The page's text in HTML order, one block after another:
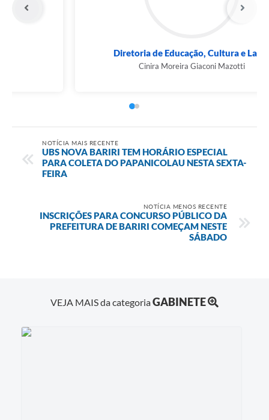
Prefeito Municipal
Airton Pegoraro
NOTÍCIA MAIS RECENTE
UBS NOVA BARIRI TEM HORÁRIO ESPECIAL
PARA COLETA DO PAPANICOLAU NESTA SEXTA-
FEIRA
NOTÍCIA MENOS RECENTE
INSCRIÇÕES PARA CONCURSO PÚBLICO DA
PREFEITURA DE BARIRI COMEÇAM NESTE
SÁBADO
VEJA MAIS da categoriaGABINETE